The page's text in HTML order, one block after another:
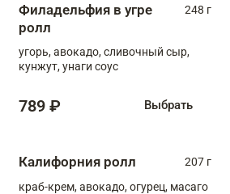
Филадельфия в угре
ролл
248 г
угорь, авокадо, сливочный сыр,
кунжут, унаги соус
789 ₽ Выбрать
Калифорния ролл
207 г
краб-крем, авокадо, огурец, масаго